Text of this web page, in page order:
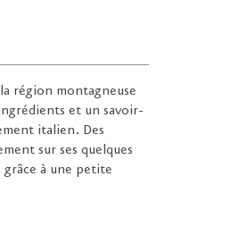
région montagneuse
et un savoir-
italien. Des
sur ses quelques
à une petite